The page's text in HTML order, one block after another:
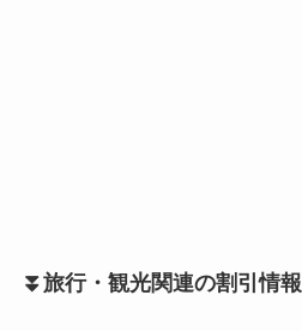
⏬旅行・観光関連の割引情報